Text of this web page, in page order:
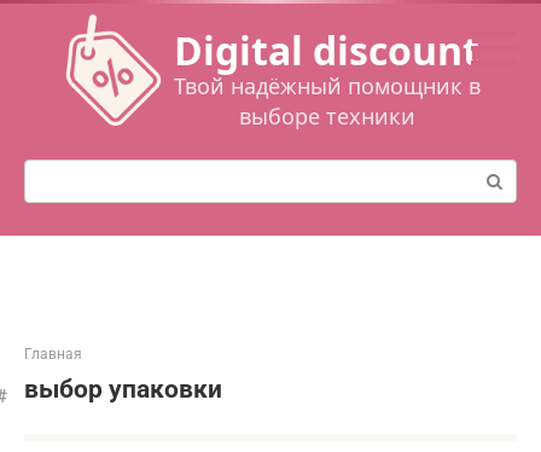
Перейти
контенту
Digital discount
Твой надёжный помощник в
выборе техники
Поиск:
Главная
выбор упаковки